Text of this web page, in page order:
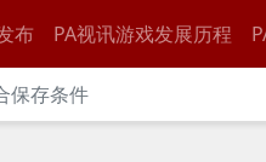
布 PA视讯游戏发展历程
保存条件